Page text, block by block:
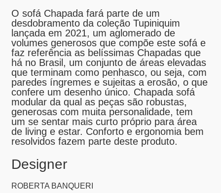
O sofá Chapada fará parte de um
desdobramento da coleção Tupiniquim
lançada em 2021, um aglomerado de
volumes generosos que compõe este sofá e
faz referência as belíssimas Chapadas que
há no Brasil, um conjunto de áreas elevadas
que terminam como penhasco, ou seja, com
paredes íngremes e sujeitas a erosão, o que
confere um desenho único. Chapada sofá
modular da qual as peças são robustas,
generosas com muita personalidade, tem
um se sentar mais curto próprio para área
de living e estar. Conforto e ergonomia bem
resolvidos fazem parte deste produto.
Designer
ROBERTA BANQUERI